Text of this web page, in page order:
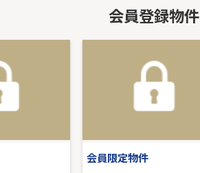
会員登録物件
会員限定物件